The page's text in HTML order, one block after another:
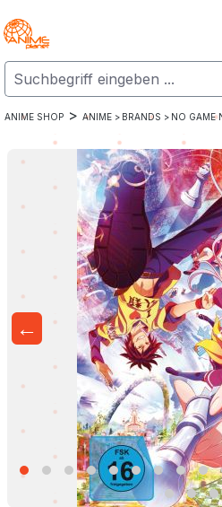
Zum Hauptinhalt springen
ANIME SHOP > ANIME > BRANDS > NO GAME
←